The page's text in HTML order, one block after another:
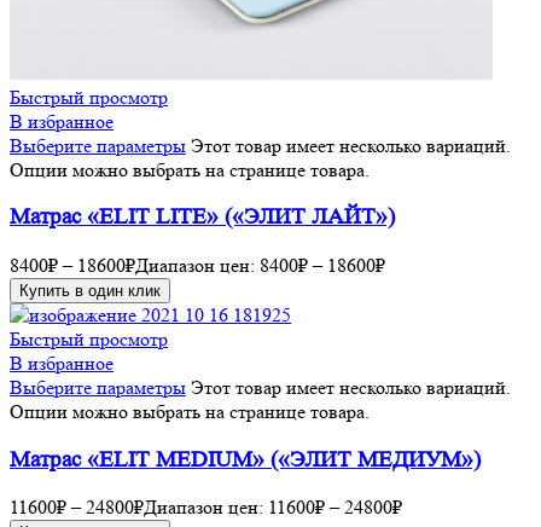
Быстрый просмотр
В избранное
Выберите параметры Этот товар имеет несколько вариаций.
Опции можно выбрать на странице товара.
Матрас «ELIT LITE» («ЭЛИТ ЛАЙТ»)
8400₽ – 18600₽Диапазон цен: 8400₽ – 18600₽
Купить в один клик
Быстрый просмотр
В избранное
Выберите параметры Этот товар имеет несколько вариаций.
Опции можно выбрать на странице товара.
Матрас «ELIT MEDIUM» («ЭЛИТ МЕДИУМ»)
11600₽ – 24800₽Диапазон цен: 11600₽ – 24800₽